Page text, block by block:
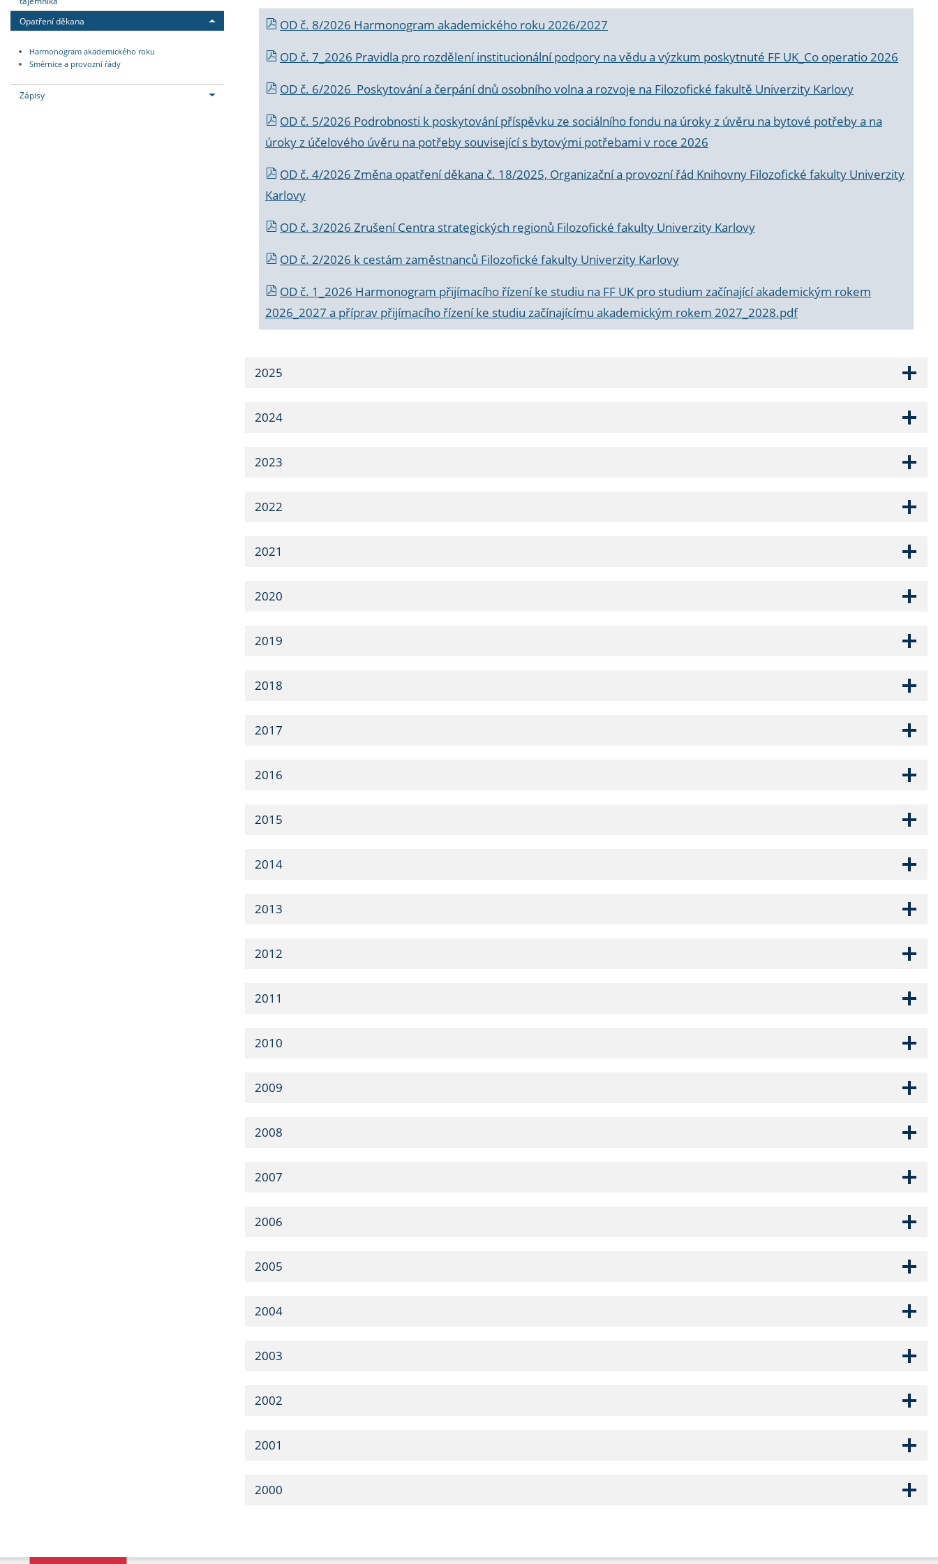
Opatření děkana
Harmonogram akademického roku
Směrnice a provozní řády
Zápisy
OD č. 8/2026 Harmonogram akademického roku 2026/2027
OD č. 7_2026 Pravidla pro rozdělení institucionální podpory na vědu a výzkum poskytnuté FF UK_Co operatio 2026
OD č. 6/2026 Poskytování a čerpání dnů osobního volna a rozvoje na Filozofické fakultě Univerzity Karlovy
OD č. 5/2026 Podrobnosti k poskytování příspěvku ze sociálního fondu na úroky z úvěru na bytové potřeby a na
úroky z účelového úvěru na potřeby související s bytovými potřebami v roce 2026
OD č. 4/2026 Změna opatření děkana č. 18/2025, Organizační a provozní řád Knihovny Filozofické fakulty Univerzity
Karlovy
OD č. 3/2026 Zrušení Centra strategických regionů Filozofické fakulty Univerzity Karlovy
OD č. 2/2026 k cestám zaměstnanců Filozofické fakulty Univerzity Karlovy
OD č. 1_2026 Harmonogram přijímacího řízení ke studiu na FF UK pro studium začínající akademickým rokem
2026_2027 a příprav přijímacího řízení ke studiu začínajícímu akademickým rokem 2027_2028.pdf
2025
2024
2023
2022
2021
2020
2019
2018
2017
2016
2015
2014
2013
2012
2011
2010
2009
2008
2007
2006
2005
2004
2003
2002
2001
2000